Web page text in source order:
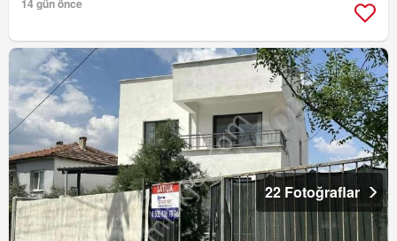
14 gün önce
22 Fotoğraflar